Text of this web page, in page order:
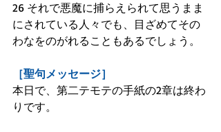
26 それで悪魔に捕らえられて思うまま
にされている人々でも、目ざめてその
わなをのがれることもあるでしょう。
［聖句メッセージ］
本日で、第二テモテの手紙の2章は終わ
りです。